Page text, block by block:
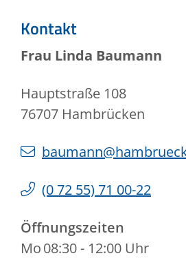
Kontakt
Frau Linda Baumann
Hauptstraße 108
76707 Hambrücken
(072 55) 71 00-22
Öffnungszeiten
Mo08:30 - 12:00 Uhr